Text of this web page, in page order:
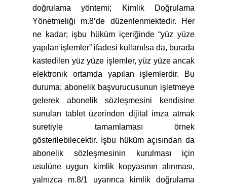
doğrulama yöntemi; Kimlik Doğrulama
Yönetmeliği m.8’de düzenlenmektedir. Her
ne kadar; işbu hüküm içeriğinde “yüz yüze
yapılan işlemler” ifadesi kullanılsa da, burada
kastedilen yüz yüze işlemler, yüz yüze ancak
elektronik ortamda yapılan işlemlerdir. Bu
duruma; abonelik başvurucusunun işletmeye
gelerek abonelik sözleşmesini kendisine
sunulan tablet üzerinden dijital imza atmak
suretiyle tamamlaması örnek
gösterilebilecektir. İşbu hüküm açısından da
abonelik sözleşmesinin kurulması için
usulüne uygun kimlik kopyasının alınması,
yalnızca m.8/1 uyarınca kimlik doğrulama